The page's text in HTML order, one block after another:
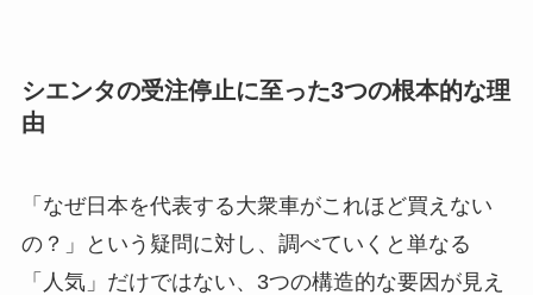
シエンタの受注停止に至った3つの根本的な理
由
「なぜ日本を代表する大衆車がこれほど買えない
の？」という疑問に対し、調べていくと単なる
「人気」だけではない、3つの構造的な要因が見え